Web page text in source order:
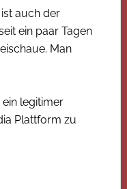
auch der
ein paar Tagen
Man
legitimer
Plattform zu